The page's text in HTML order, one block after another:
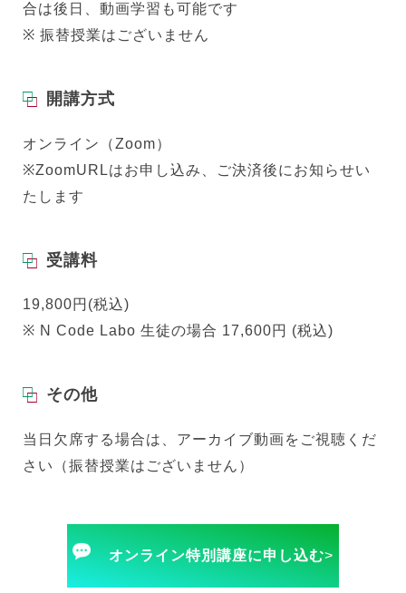
合は後日、動画学習も可能です
※ 振替授業はございません
開講方式
オンライン（Zoom）
※ZoomURLはお申し込み、ご決済後にお知らせい
たします
受講料
19,800円(税込)
※ N Code Labo 生徒の場合 17,600円 (税込)
その他
当日欠席する場合は、アーカイブ動画をご視聴くだ
さい（振替授業はございません）
オンライン特別講座に申し込む>